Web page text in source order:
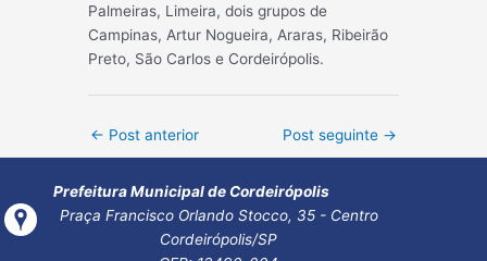
Palmeiras, Limeira, dois grupos de
Campinas, Artur Nogueira, Araras, Ribeirão
Preto, São Carlos e Cordeirópolis.
Post
← Post anterior Post seguinte →
Prefeitura Municipal de Cordeirópolis
Praça Francisco Orlando Stocco, 35 - Centro
Cordeirópolis/SP